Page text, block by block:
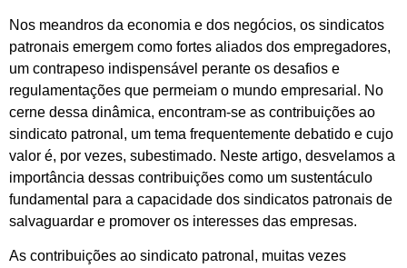
Nos meandros da economia e dos negócios, os sindicatos
patronais emergem como fortes aliados dos empregadores,
um contrapeso indispensável perante os desafios e
regulamentações que permeiam o mundo empresarial. No
cerne dessa dinâmica, encontram-se as contribuições ao
sindicato patronal, um tema frequentemente debatido e cujo
valor é, por vezes, subestimado. Neste artigo, desvelamos a
importância dessas contribuições como um sustentáculo
fundamental para a capacidade dos sindicatos patronais de
salvaguardar e promover os interesses das empresas.
As contribuições ao sindicato patronal, muitas vezes